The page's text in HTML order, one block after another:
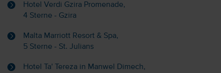
Hotel Verdi Gzira Promenade,
4 Sterne - Gzira
Malta Marriott Resort & Spa,
5 Sterne - St. Julians
Hotel Ta' Tereza in Manwel Dimech,